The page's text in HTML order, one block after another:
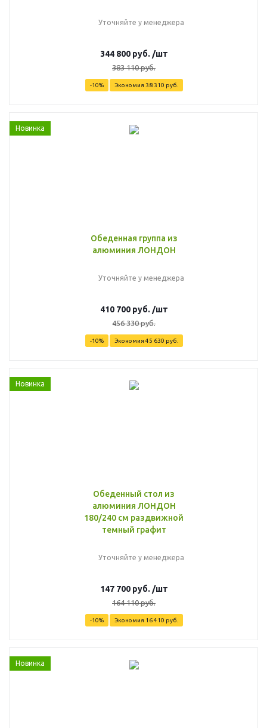
Уточняйте у менеджера
344 800руб. /шт
383 110руб.
-10% Экономия 38 310 руб.
Новинка
Обеденная группа из
алюминия ЛОНДОН
Уточняйте у менеджера
410 700руб. /шт
456 330руб.
-10% Экономия 45 630 руб.
Новинка
Обеденный стол из
алюминия ЛОНДОН
180/240 см раздвижной
темный графит
Уточняйте у менеджера
147 700руб. /шт
164 110руб.
-10% Экономия 16 410 руб.
Новинка